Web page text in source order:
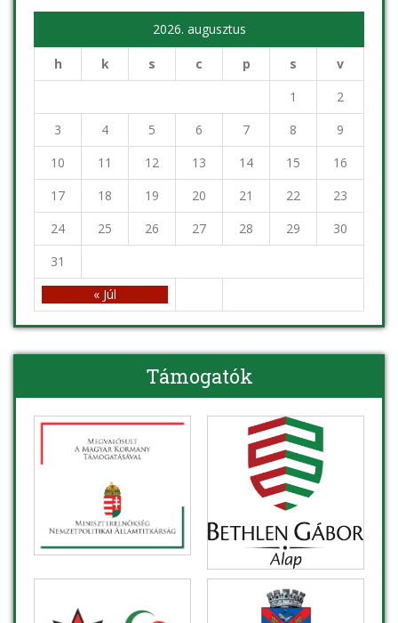
2026. augusztus
h k s c p s v
« Júl
1
2
3
4 5 6 7 8
9
10
11 12 13 14 15
16
17
18 19 20 21 22
23
24
25 26 27 28 29
30
31
Támogatók